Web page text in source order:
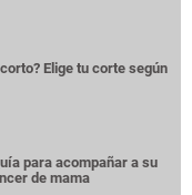
Elige tu corte según
para acompañar a su
de mama